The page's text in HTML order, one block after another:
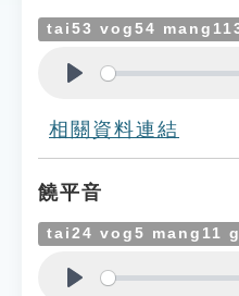
tai53 vog54
相關資料連結
饒平音
tai24 vog5 mang11